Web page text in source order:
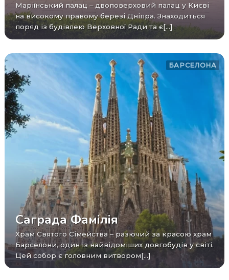
Маріїнський палац – двоповерховий палац у Києві
на високому правому березі Дніпра. Знаходиться
поряд із будівлею Верховної Ради та є[...]
БАРСЕЛОНА
Саграда Фамілія
Храм Святого Сімейства – разючий за красою храм
Барселони, один із найвідоміших довгобудів у світі.
Цей собор є головним витвором[...]